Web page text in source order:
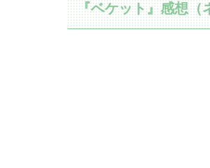
『ベケット』感想（